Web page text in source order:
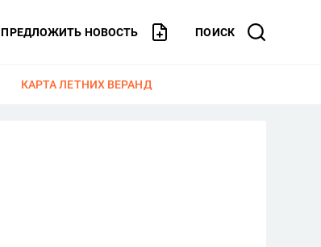
ПРЕДЛОЖИТЬ НОВОСТЬ ПОИСК
ЕЩЕ
КАРТА ЛЕТНИХ ВЕРАНД